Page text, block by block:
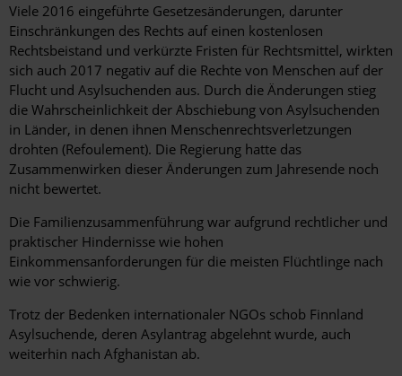
Viele 2016 eingeführte Gesetzesänderungen, darunter
Einschränkungen des Rechts auf einen kostenlosen
Rechtsbeistand und verkürzte Fristen für Rechtsmittel, wirkten
sich auch 2017 negativ auf die Rechte von Menschen auf der
Flucht und Asylsuchenden aus. Durch die Änderungen stieg
die Wahrscheinlichkeit der Abschiebung von Asylsuchenden
in Länder, in denen ihnen Menschenrechtsverletzungen
drohten (Refoulement). Die Regierung hatte das
Zusammenwirken dieser Änderungen zum Jahresende noch
nicht bewertet.
Die Familienzusammenführung war aufgrund rechtlicher und
praktischer Hindernisse wie hohen
Einkommensanforderungen für die meisten Flüchtlinge nach
wie vor schwierig.
Trotz der Bedenken internationaler NGOs schob Finnland
Asylsuchende, deren Asylantrag abgelehnt wurde, auch
weiterhin nach Afghanistan ab.